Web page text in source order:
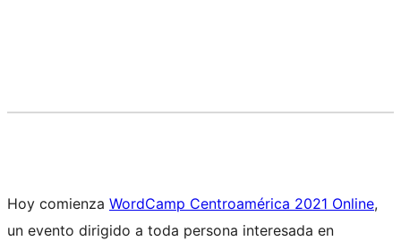
Hoy comienza WordCamp Centroamérica 2021 Online,
un evento dirigido a toda persona interesada en